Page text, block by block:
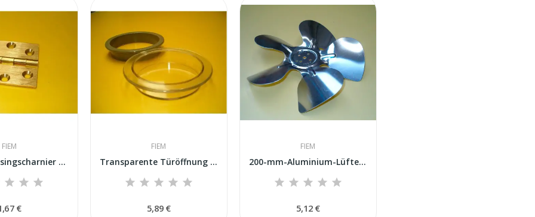
FIEM
Flaches Messingscharnier für 40x40-Tür für...
€
FIEM
Transparente Türöffnung mit grauer Halterung...
5,89 €
FIEM
200-mm-Aluminium-Lüfterflügel für die Belüftung...
5,12 €